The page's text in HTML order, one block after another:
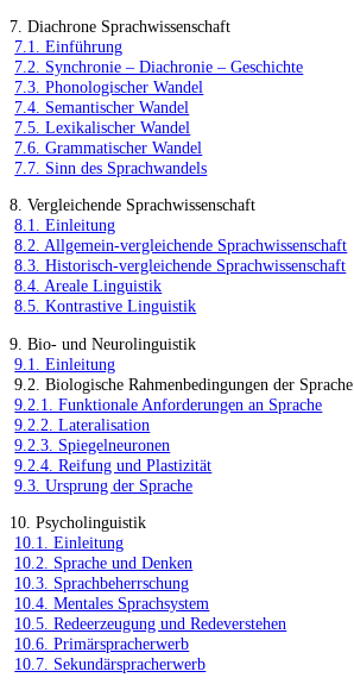
7. Diachrone Sprachwissenschaft
7.1. Einführung
7.2. Synchronie – Diachronie – Geschichte
7.3. Phonologischer Wandel
7.4. Semantischer Wandel
7.5. Lexikalischer Wandel
7.6. Grammatischer Wandel
7.7. Sinn des Sprachwandels
8. Vergleichende Sprachwissenschaft
8.1. Einleitung
8.2. Allgemein-vergleichende Sprachwissenschaft
8.3. Historisch-vergleichende Sprachwissenschaft
8.4. Areale Linguistik
8.5. Kontrastive Linguistik
9. Bio- und Neurolinguistik
9.1. Einleitung
9.2. Biologische Rahmenbedingungen der Sprache
9.2.1. Funktionale Anforderungen an Sprache
9.2.2. Lateralisation
9.2.3. Spiegelneuronen
9.2.4. Reifung und Plastizität
9.3. Ursprung der Sprache
10. Psycholinguistik
10.1. Einleitung
10.2. Sprache und Denken
10.3. Sprachbeherrschung
10.4. Mentales Sprachsystem
10.5. Redeerzeugung und Redeverstehen
10.6. Primärspracherwerb
10.7. Sekundärspracherwerb